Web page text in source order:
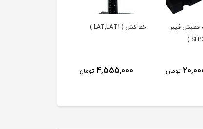
قطبش فیبر
تومان
خط کش ( LAT,LAT1 )
4,555,000 تومان